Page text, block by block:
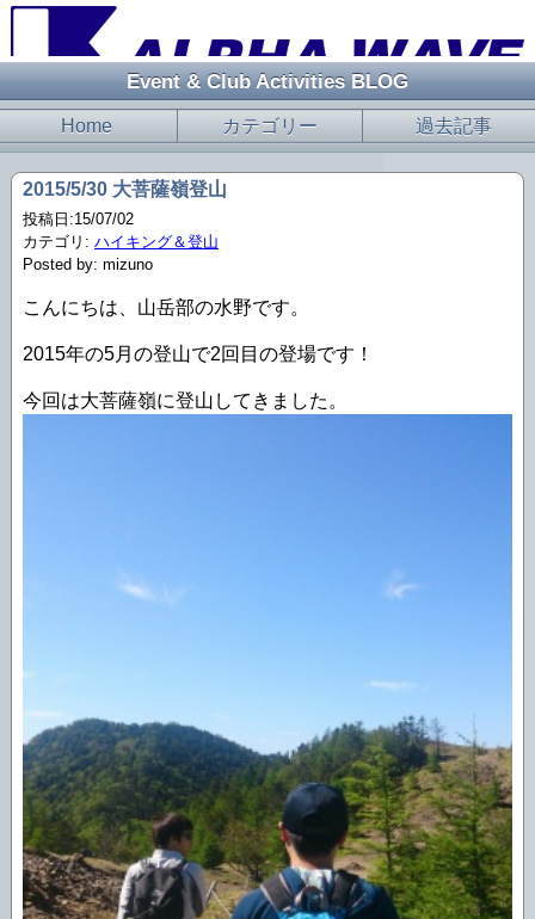
Event & Club Activities BLOG
Home カテゴリー 過去記事
2015/5/30 大菩薩嶺登山
投稿日:15/07/02
カテゴリ: ハイキング＆登山
Posted by: mizuno
こんにちは、山岳部の水野です。
2015年の5月の登山で2回目の登場です！
今回は大菩薩嶺に登山してきました。